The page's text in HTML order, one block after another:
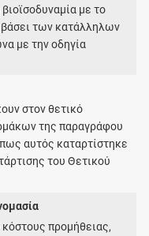
με το
των κατάλληλων
με την οδηγία
στον θετικό
της παραγράφου
αυτός καταρτίστηκε
του Θετικού
προμήθειας,